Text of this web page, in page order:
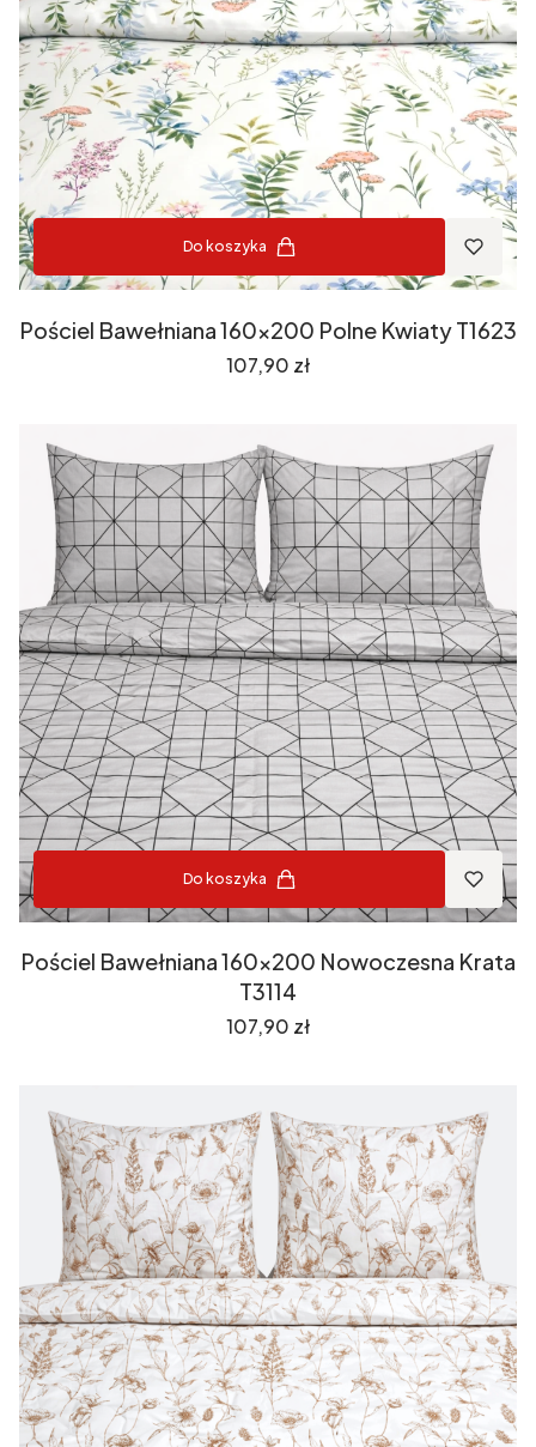
Do koszyka
Pościel Bawełniana 160x200 Polne Kwiaty T1623
Cena
107,90 zł
Do koszyka
Pościel Bawełniana 160x200 Nowoczesna Krata
T3114
Cena
107,90 zł